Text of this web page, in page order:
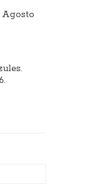
Agosto